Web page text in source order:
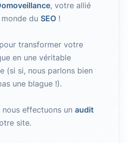
, votre allié
du SEO!
transformer votre
en une véritable
(si si, nous parlons bien
une blague !).
nous effectuons un audit
site.